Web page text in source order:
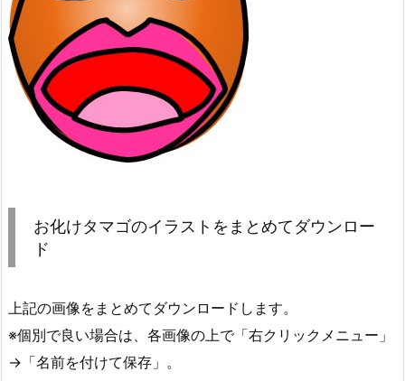
お化けタマゴのイラストをまとめてダウンロー
ド
上記の画像をまとめてダウンロードします。
※個別で良い場合は、各画像の上で「右クリックメニュー」
→「名前を付けて保存」。